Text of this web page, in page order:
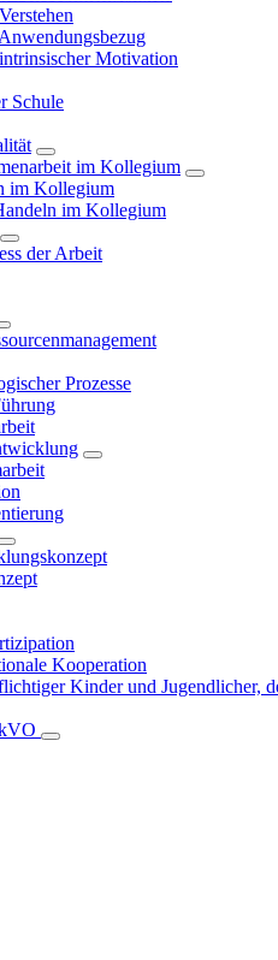
Motivation
Schule
im Kollegium
im Kollegium
im Kollegium
der Arbeit
Prozesse
Kooperation
Kinder und Jugendlicher,